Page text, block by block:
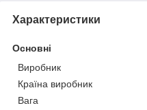
Характеристики
Основні
Виробник
Країна виробник
Вага